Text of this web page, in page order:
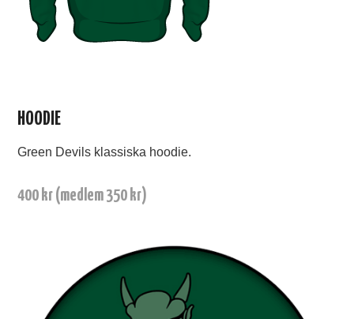
HOODIE
Green Devils klassiska hoodie.
400 kr (medlem 350 kr)